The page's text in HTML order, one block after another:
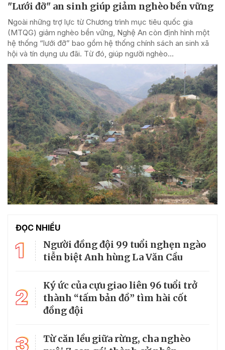
"Lưới đỡ" an sinh giúp giảm nghèo bền vững
Ngoài những trợ lực từ Chương trình mục tiêu quốc gia
(MTQG) giảm nghèo bền vững, Nghệ An còn định hình một
hệ thống “lưới đỡ” bao gồm hệ thống chính sách an sinh xã
hội và tín dụng ưu đãi. Từ đó, giúp người nghèo...
ĐỌC NHIỀU
1
Người đồng đội 99 tuổi nghẹn ngào
tiễn biệt Anh hùng La Văn Cầu
2
Ký ức của cựu giao liên 96 tuổi trở
thành “tấm bản đồ” tìm hài cốt
đồng đội
3
Từ căn lều giữa rừng, cha nghèo